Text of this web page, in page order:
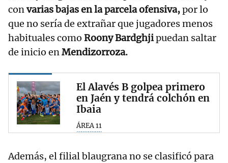
convarias bajas en la parcela ofensiva,por lo
que no sería de extrañar que jugadores menos
habituales como Roony Bardghjipuedan saltar
de inicio enMendizorroza.
El Alavés B golpea primero
en Jaén y tendrá colchón en
Ibaia
ÁREA 11
Además, el filial blaugrana no se clasificó para